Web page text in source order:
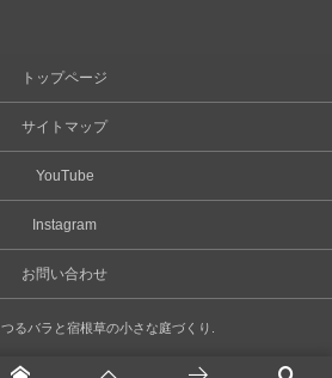
トップページ
サイトマップ
YouTube
Instagram
お問い合わせ
つるバラと宿根草の小さな庭づくり